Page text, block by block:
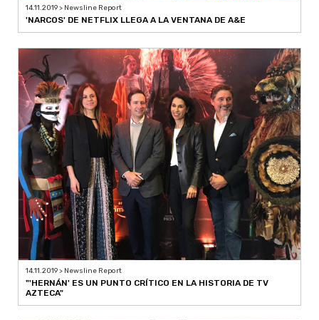
14.11.2019 > Newsline Report
'NARCOS' DE NETFLIX LLEGA A LA VENTANA DE A&E
14.11.2019 > Newsline Report
"'HERNÁN' ES UN PUNTO CRÍTICO EN LA HISTORIA DE TV
AZTECA"